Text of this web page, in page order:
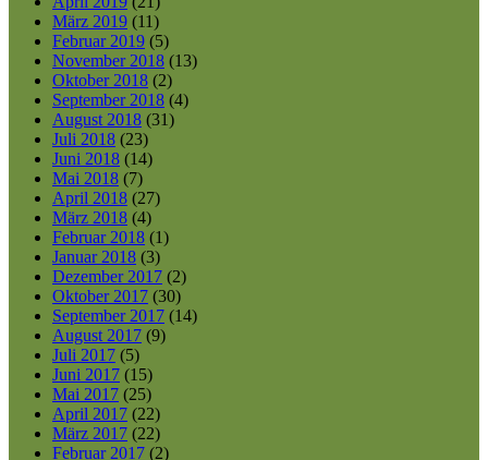
März 2019 (11)
Februar 2019 (5)
November 2018 (13)
Oktober 2018 (2)
September 2018 (4)
August 2018 (31)
Juli 2018 (23)
Juni 2018 (14)
Mai 2018 (7)
April 2018 (27)
März 2018 (4)
Februar 2018 (1)
Januar 2018 (3)
Dezember 2017 (2)
Oktober 2017 (30)
September 2017 (14)
August 2017 (9)
Juli 2017 (5)
Juni 2017 (15)
Mai 2017 (25)
April 2017 (22)
März 2017 (22)
Februar 2017 (2)